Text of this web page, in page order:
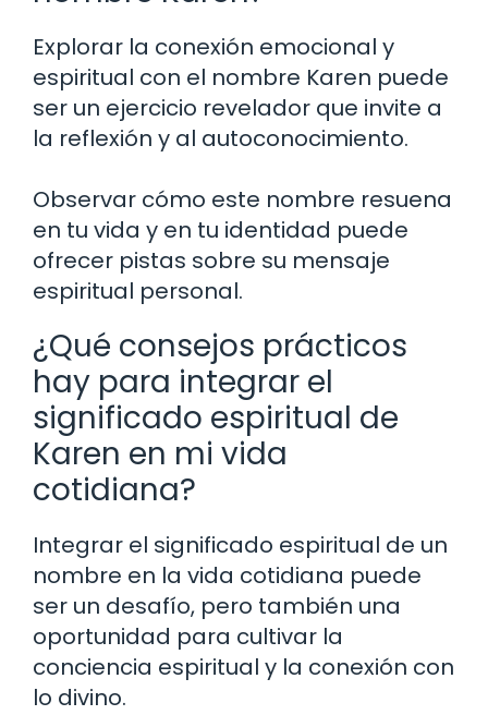
Explorar la conexión emocional y
espiritual con el nombre Karen puede
ser un ejercicio revelador que invite a
la reflexión y al autoconocimiento.
Observar cómo este nombre resuena
en tu vida y en tu identidad puede
ofrecer pistas sobre su mensaje
espiritual personal.
¿Qué consejos prácticos
hay para integrar el
significado espiritual de
Karen en mi vida
cotidiana?
Integrar el significado espiritual de un
nombre en la vida cotidiana puede
ser un desafío, pero también una
oportunidad para cultivar la
conciencia espiritual y la conexión con
lo divino.